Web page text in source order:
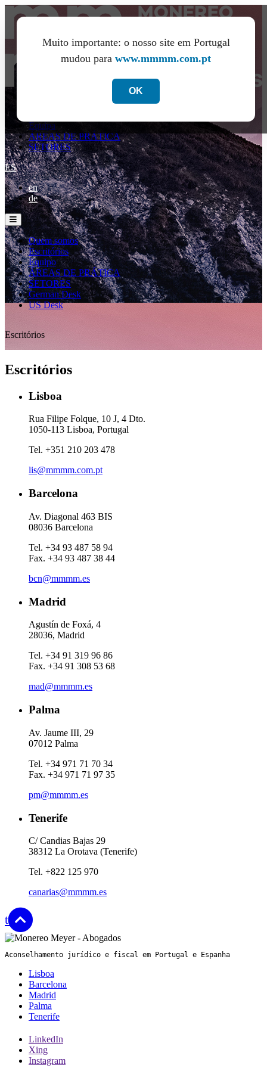
Muito importante: o nosso site em Portugal
mudou para www.mmmm.com.pt
OK
Equipa
ÁREAS DE PRÁTICA
SETORES
ES
en
de
Quem somos
Escritórios
Equipo
ÁREAS DE PRÁTICA
SETORES
German Desk
US Desk
Escritórios
Escritórios
Lisboa
Rua Filipe Folque, 10 J, 4 Dto.
1050-113 Lisboa, Portugal
Tel. +351 210 203 478
lis@mmmm.com.pt
Barcelona
Av. Diagonal 463 BIS
08036 Barcelona
Tel. +34 93 487 58 94
Fax. +34 93 487 38 44
bcn@mmmm.es
Madrid
Agustín de Foxá, 4
28036, Madrid
Tel. +34 91 319 96 86
Fax. +34 91 308 53 68
mad@mmmm.es
Palma
Av. Jaume III, 29
07012 Palma
Tel. +34 971 71 70 34
Fax. +34 971 71 97 35
pm@mmmm.es
Tenerife
C/ Candias Bajas 29
38312 La Orotava (Tenerife)
Tel. +822 125 970
canarias@mmmm.es
top
Aconselhamento jurídico e fiscal em Portugal e Espanha
Lisboa
Barcelona
Madrid
Palma
Tenerife
LinkedIn
Xing
Instagram